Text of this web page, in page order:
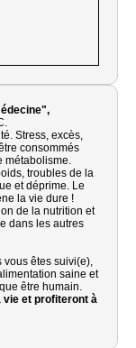
Stress, excès,
consommés
troubles de la
et déprime. Le
la vie dure !
de la nutrition et
dans les autres
êtes suivi(e),
saine et
être humain.
et profiteront à